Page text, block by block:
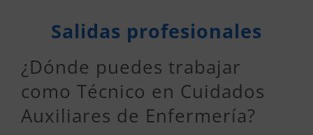
Salidas profesionales
¿Dónde puedes trabajar
como Técnico en Cuidados
Auxiliares de Enfermería?